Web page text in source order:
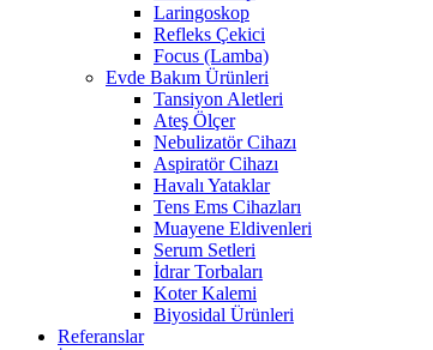
Laringoskop
Refleks Çekici
Focus (Lamba)
Evde Bakım Ürünleri
Tansiyon Aletleri
Ateş Ölçer
Nebulizatör Cihazı
Aspiratör Cihazı
Havalı Yataklar
Tens Ems Cihazları
Muayene Eldivenleri
Serum Setleri
İdrar Torbaları
Koter Kalemi
Biyosidal Ürünleri
Referanslar